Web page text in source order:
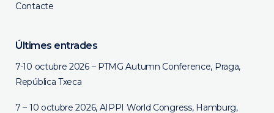
Contacte
Últimes entrades
7-10 octubre 2026 – PTMG Autumn Conference, Praga,
República Txeca
7 – 10 octubre 2026, AIPPI World Congress, Hamburg,